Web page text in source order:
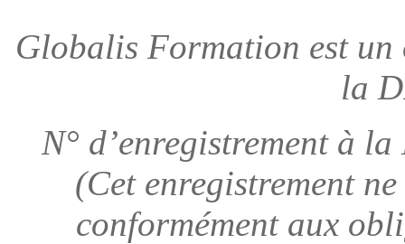
Globalis Formation est
la
N° d’enregistrement à
(Cet enregistrement
conformément aux